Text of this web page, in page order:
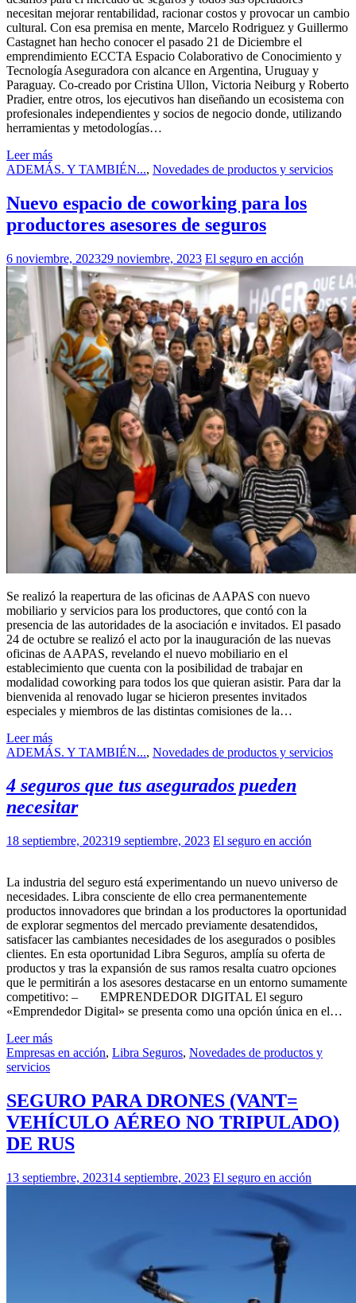
necesitan mejorar rentabilidad, racionar costos y provocar un cambio
cultural. Con esa premisa en mente, Marcelo Rodriguez y Guillermo
Castagnet han hecho conocer el pasado 21 de Diciembre el
emprendimiento ECCTA Espacio Colaborativo de Conocimiento y
Tecnología Aseguradora con alcance en Argentina, Uruguay y
Paraguay. Co-creado por Cristina Ullon, Victoria Neiburg y Roberto
Pradier, entre otros, los ejecutivos han diseñando un ecosistema con
profesionales independientes y socios de negocio donde, utilizando
herramientas y metodologías…
Leer más
ADEMÁS. Y TAMBIÉN..., Novedades de productos y servicios
Nuevo espacio de coworking para los
productores asesores de seguros
6 noviembre, 202329 noviembre, 2023 El seguro en acción
Se realizó la reapertura de las oficinas de AAPAS con nuevo
mobiliario y servicios para los productores, que contó con la
presencia de las autoridades de la asociación e invitados. El pasado
24 de octubre se realizó el acto por la inauguración de las nuevas
oficinas de AAPAS, revelando el nuevo mobiliario en el
establecimiento que cuenta con la posibilidad de trabajar en
modalidad coworking para todos los que quieran asistir. Para dar la
bienvenida al renovado lugar se hicieron presentes invitados
especiales y miembros de las distintas comisiones de la…
Leer más
ADEMÁS. Y TAMBIÉN..., Novedades de productos y servicios
4 seguros que tus asegurados pueden
necesitar
18 septiembre, 202319 septiembre, 2023 El seguro en acción
La industria del seguro está experimentando un nuevo universo de
necesidades. Libra consciente de ello crea permanentemente
productos innovadores que brindan a los productores la oportunidad
de explorar segmentos del mercado previamente desatendidos,
satisfacer las cambiantes necesidades de los asegurados o posibles
clientes. En esta oportunidad Libra Seguros, amplía su oferta de
productos y tras la expansión de sus ramos resalta cuatro opciones
que le permitirán a los asesores destacarse en un entorno sumamente
competitivo: – EMPRENDEDOR DIGITAL El seguro
«Emprendedor Digital» se presenta como una opción única en el…
Leer más
Empresas en acción, Libra Seguros, Novedades de productos y
servicios
SEGURO PARA DRONES (VANT=
VEHÍCULO AÉREO NO TRIPULADO)
DE RUS
13 septiembre, 202314 septiembre, 2023 El seguro en acción